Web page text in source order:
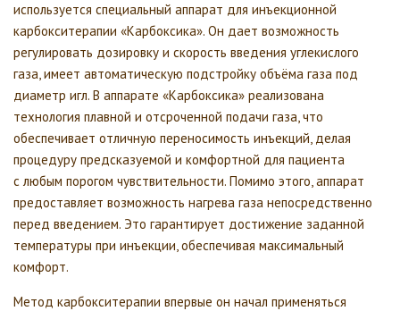
используется специальный аппарат для инъекционной
карбокситерапии «Карбоксика». Он дает возможность
регулировать дозировку и скорость введения углекислого
газа, имеет автоматическую подстройку объёма газа под
диаметр игл. В аппарате «Карбоксика» реализована
технология плавной и отсроченной подачи газа, что
обеспечивает отличную переносимость инъекций, делая
процедуру предсказуемой и комфортной для пациента
с любым порогом чувствительности. Помимо этого, аппарат
предоставляет возможность нагрева газа непосредственно
перед введением. Это гарантирует достижение заданной
температуры при инъекции, обеспечивая максимальный
комфорт.
Метод карбокситерапии впервые он начал применяться